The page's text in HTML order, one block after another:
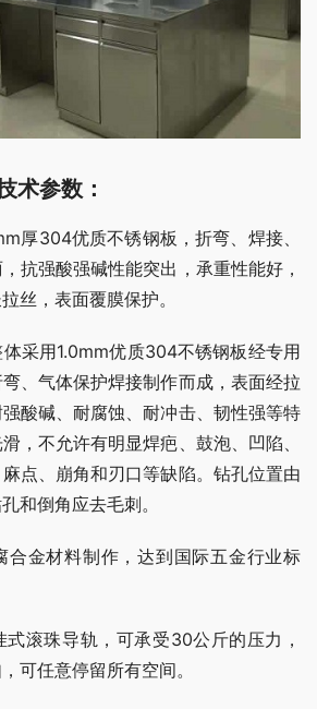
术参数：
厚304优质不锈钢板，折弯、焊接、
抗强酸强碱性能突出，承重性能好，
丝，表面覆膜保护。
采用1.0mm优质304不锈钢板经专用
、气体保护焊接制作而成，表面经拉
酸碱、耐腐蚀、耐冲击、韧性强等特
，不允许有明显焊疤、鼓泡、凹陷、
点、崩角和刃口等缺陷。钻孔位置由
和倒角应去毛刺。
合金材料制作，达到国际五金行业标
滚珠导轨，可承受30公斤的压力，
可任意停留所有空间。